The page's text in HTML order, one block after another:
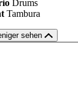
Drums
Tambura
sehen